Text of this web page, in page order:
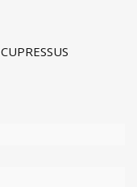
CUPRESSUS